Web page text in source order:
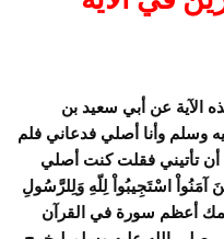
الآية عن أبي سعيد بن
وسلم وأنا أصلي فدعاني فلم
تأتيني فقلت كنت أصلي
آمَنُواْ اسْتَجِيبُواْ لِلّهِ وَلِلرَّسُولِ
أعظم سورة في القرآن